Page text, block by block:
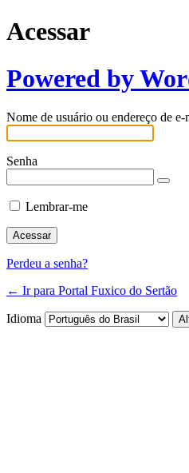
Acessar
Powered by
Nome de usuário ou endereço de e-
Senha
Lembrar-me
Perdeu a senha?
← Ir para Portal Fuxico do Sertão
Idioma